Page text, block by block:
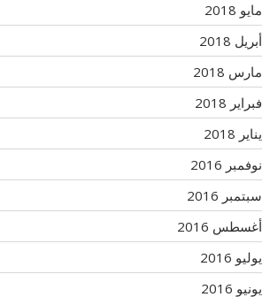
مايو 2018
أبريل 2018
مارس 2018
فبراير 2018
يناير 2018
نوفمبر 2016
سبتمبر 2016
أغسطس 2016
يوليو 2016
يونيو 2016